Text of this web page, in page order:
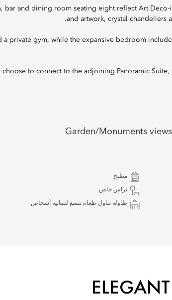
bar and dining room seating eight reflect Art
and artwork, crystal chandeliers
a private gym, while the expansive bedroom
choose to connect to the adjoining Panoramic
Garden/Monuments views
مطبخ
تراس خاص
طاولة تناول طعام تتسع لثمانية أشخاص